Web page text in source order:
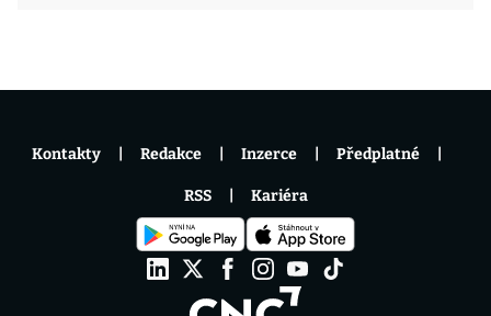
Kontakty Redakce Inzerce Předplatné
RSS Kariéra